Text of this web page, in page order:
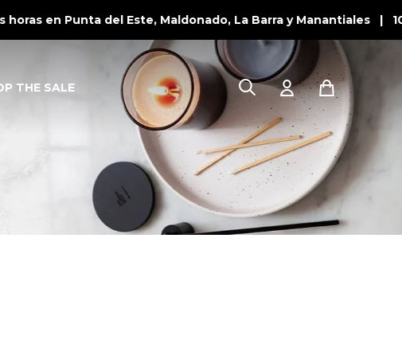
en Punta del Este, Maldonado, La Barra y Manantiales
THE SALE